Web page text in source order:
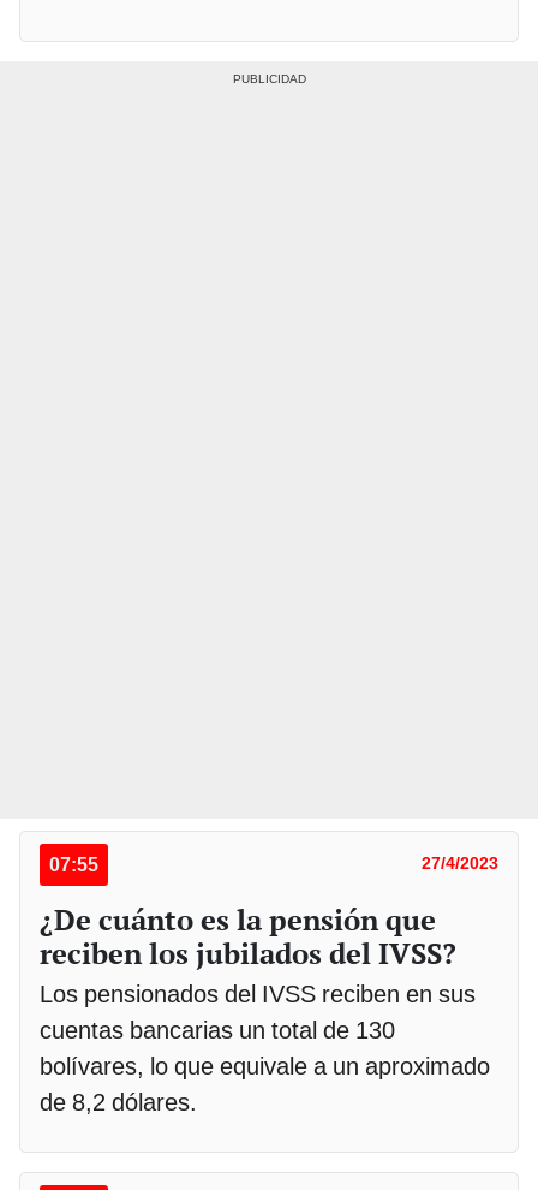
07:55 27/4/2023
¿De cuánto es la pensión que
reciben los jubilados del IVSS?
Los pensionados del IVSS reciben en sus
cuentas bancarias un total de 130
bolívares, lo que equivale a un aproximado
de 8,2 dólares.